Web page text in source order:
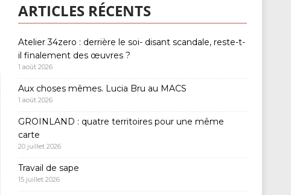
ARTICLES RÉCENTS
Atelier 34zero : derrière le soi- disant scandale, reste-t-
il finalement des œuvres ?
1 août 2026
Aux choses mêmes. Lucia Bru au MACS
1 août 2026
GROINLAND : quatre territoires pour une même
carte
20 juillet 2026
Travail de sape
15 juillet 2026